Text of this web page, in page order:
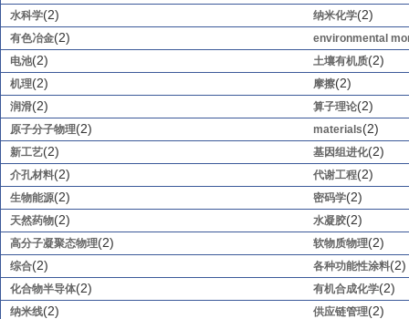
水科学(2) 纳米化学(2)
有色冶金(2)
environmental
电池(2) 土壤有机质(2)
机理(2) 摩擦(2)
润滑(2) 算子理论(2)
原子分子物理(2) materials(2)
新工艺(2) 基因组进化(2)
介孔材料(2) 代谢工程(2)
生物能源(2) 密码学(2)
天然药物(2) 水凝胶(2)
高分子凝聚态物理(2) 软物质物理(2)
综合(2) 各种功能性涂料(2)
化合物半导体(2) 有机合成化学(2)
纳米线(2) 供应链管理(2)